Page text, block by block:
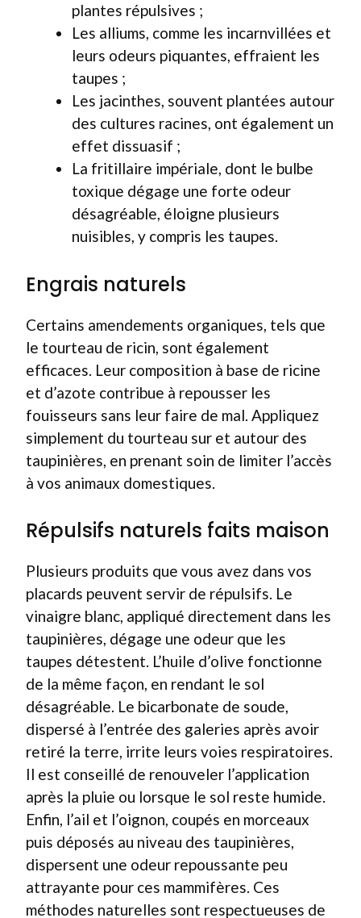
plantes répulsives ;
Les alliums, comme les incarnvillées et
leurs odeurs piquantes, effraient les
taupes ;
Les jacinthes, souvent plantées autour
des cultures racines, ont également un
effet dissuasif ;
La fritillaire impériale, dont le bulbe
toxique dégage une forte odeur
désagréable, éloigne plusieurs
nuisibles, y compris les taupes.
Engrais naturels
Certains amendements organiques, tels que
le tourteau de ricin, sont également
efficaces. Leur composition à base de ricine
et d’azote contribue à repousser les
fouisseurs sans leur faire de mal. Appliquez
simplement du tourteau sur et autour des
taupinières, en prenant soin de limiter l’accès
à vos animaux domestiques.
Répulsifs naturels faits maison
Plusieurs produits que vous avez dans vos
placards peuvent servir de répulsifs. Le
vinaigre blanc, appliqué directement dans les
taupinières, dégage une odeur que les
taupes détestent. L’huile d’olive fonctionne
de la même façon, en rendant le sol
désagréable. Le bicarbonate de soude,
dispersé à l’entrée des galeries après avoir
retiré la terre, irrite leurs voies respiratoires.
Il est conseillé de renouveler l’application
après la pluie ou lorsque le sol reste humide.
Enfin, l’ail et l’oignon, coupés en morceaux
puis déposés au niveau des taupinières,
dispersent une odeur repoussante peu
attrayante pour ces mammifères. Ces
méthodes naturelles sont respectueuses de